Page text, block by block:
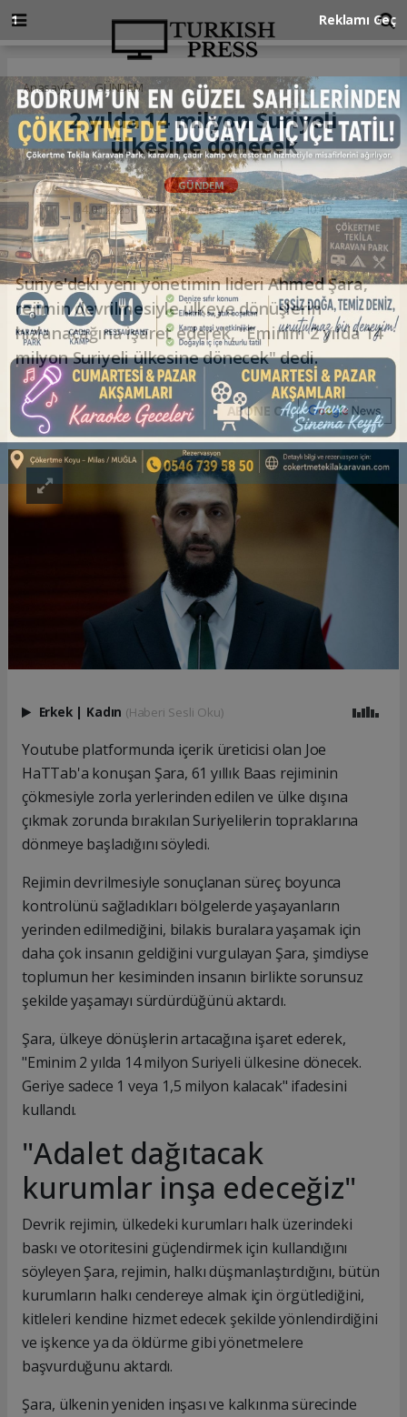
Anasayfa GÜNDEM
2 yılda 14 milyon Suriyeli
ülkesine dönecek
GÜNDEM
14.01.2025 - 10:49, Güncelleme: 14.01.2025 - 10:49
Suriye'deki yeni yönetimin lideri Ahmed Şara,
rejimin devrilmesiyle ülkeye dönüşlerin
hızlanacağına işaret ederek, "Eminim 2 yılda 14
milyon Suriyeli ülkesine dönecek" dedi.
ABONE OL
Erkek | Kadın (Haberi Sesli Oku)
Youtube platformunda içerik üreticisi olan Joe
HaTTab'a konuşan Şara, 61 yıllık Baas rejiminin
çökmesiyle zorla yerlerinden edilen ve ülke dışına
çıkmak zorunda bırakılan Suriyelilerin topraklarına
dönmeye başladığını söyledi.
Rejimin devrilmesiyle sonuçlanan süreç boyunca
kontrolünü sağladıkları bölgelerde yaşayanların
yerinden edilmediğini, bilakis buralara yaşamak için
daha çok insanın geldiğini vurgulayan Şara, şimdiyse
toplumun her kesiminden insanın birlikte sorunsuz
şekilde yaşamayı sürdürdüğünü aktardı.
Şara, ülkeye dönüşlerin artacağına işaret ederek,
"Eminim 2 yılda 14 milyon Suriyeli ülkesine dönecek.
Geriye sadece 1 veya 1,5 milyon kalacak" ifadesini
kullandı.
"Adalet dağıtacak
kurumlar inşa edeceğiz"
Devrik rejimin, ülkedeki kurumları halk üzerindeki
baskı ve otoritesini güçlendirmek için kullandığını
söyleyen Şara, rejimin, halkı düşmanlaştırdığını, bütün
kurumların halkı cendereye almak için örgütlediğini,
kitleleri kendine hizmet edecek şekilde yönlendirdiğini
ve işkence ya da öldürme gibi yönetmelere
başvurduğunu aktardı.
Şara, ülkenin yeniden inşası ve kalkınma sürecinde